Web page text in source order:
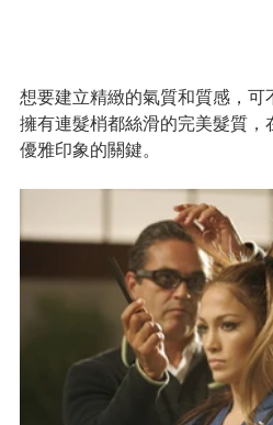
想要建立精緻的氣質和質感，可
擁有連髮梢都絲滑的完美髮質
優雅印象的關鍵。